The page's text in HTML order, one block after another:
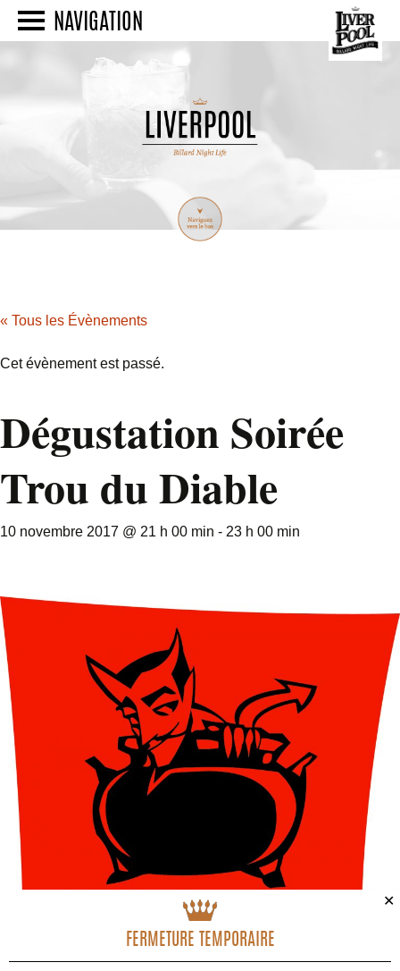
NAVIGATION
« Tous les Évènements
Cet évènement est passé.
Dégustation Soirée
Trou du Diable
10 novembre 2017 @ 21 h 00 min - 23 h 00 min
✕
FERMETURE TEMPORAIRE